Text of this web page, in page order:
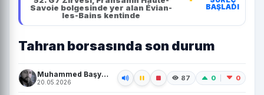
Savoie bolgesinde yer alan Évian-
les-Bains kentinde
BAŞLADI
Tahran borsasında son durum
Muhammed Başyiğit
20.05.2026 87 0 0